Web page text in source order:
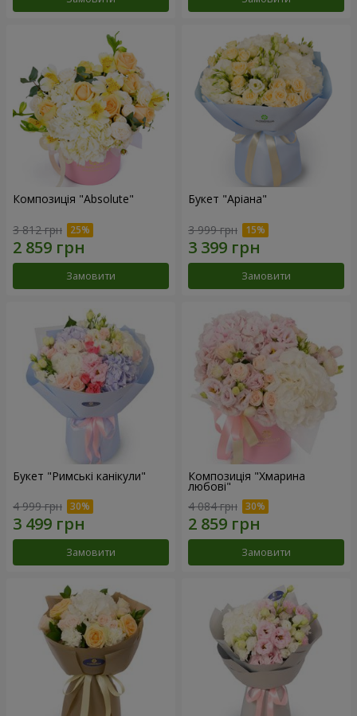
Композиція "Absolute"
3 812 грн
Замовити
Букет "Аріана"
3 999 грн
Замовити
Букет "Римські канікули"
4 999 грн
Замовити
Композиція "Хмарина
любові"
4 084 грн
Замовити